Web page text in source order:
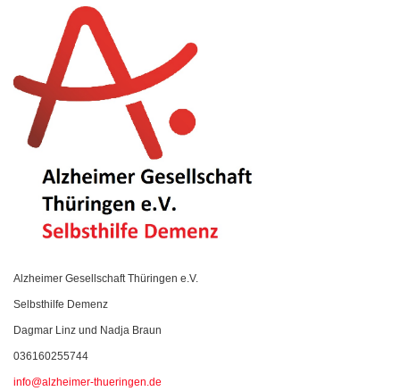
Alzheimer Gesellschaft Thüringen e.V.
Selbsthilfe Demenz
Dagmar Linz und Nadja Braun
036160255744
info@alzheimer-thueringen.de